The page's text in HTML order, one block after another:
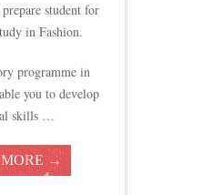
student for
in Fashion.
programme in
you to develop
skills …
→